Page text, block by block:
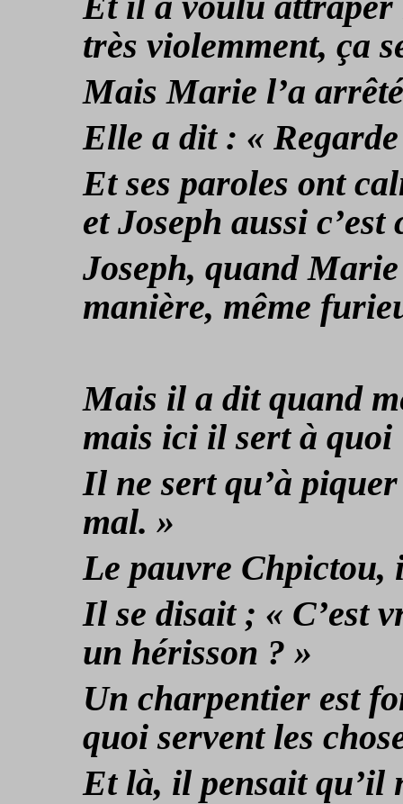
très violemment, ça
Mais Marie l’a
Elle a dit : «
Et ses paroles ont
et Joseph aussi c’est
Joseph, quand
manière, même
Mais il a dit quand
mais ici il sert à
Il ne sert qu’à
mal. »
Le pauvre Chpictou,
Il se disait ; « C’est
un hérisson ? »
Un charpentier est
quoi servent les
Et là, il pensait qu’il